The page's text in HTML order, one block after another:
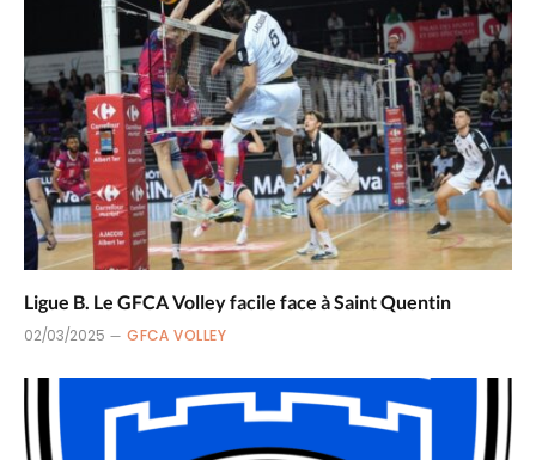
Ligue B. Le GFCA Volley facile face à Saint Quentin
02/03/2025 GFCA VOLLEY